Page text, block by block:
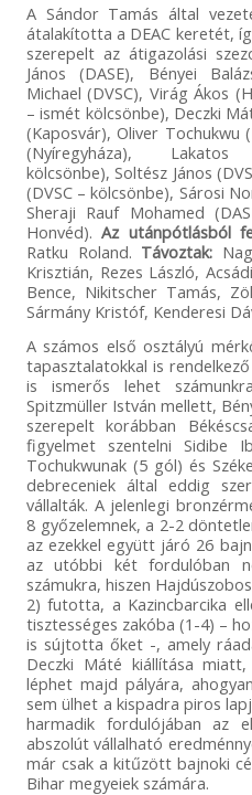
A Sándor Tamás által
átalakította a DEAC keretét,
szerepelt az átigazolási
János (DASE), Bényei
Michael (DVSC), Virág Ákos
– ismét kölcsönbe), Deczki
(Kaposvár), Oliver Tochukwu
(Nyíregyháza),
kölcsönbe), Soltész János
(DVSC – kölcsönbe), Sárosi
Sheraji Rauf Mohamed
Honvéd).Az utánpótlásból
Ratku Roland. Távoztak:
Krisztián, Rezes László,
Bence, Nikitscher Tamás,
Sármány Kristóf, Kenderesi
A számos első osztályú
tapasztalatokkal is
is ismerős lehet
Spitzmüller István mellett,
szerepelt korábban
figyelmet szentelni Sidibe
Tochukwunak (5 gól) és
debreceniek által eddig
vállalták. A jelenlegi
8 győzelemnek, a 2-2
az ezekkel együtt járó 26
az utóbbi két fordulóban
számukra, hiszen
2) futotta, a Kazincbarcika
tisztességes zakóba (1-4) –
is sújtotta őket -, amely
Deczki Máté kiállítása
léphet majd pályára,
sem ülhet a kispadra piros
harmadik fordulójában az
abszolút vállalható
már csak a kitűzött bajnoki
Bihar megyeiek számára.